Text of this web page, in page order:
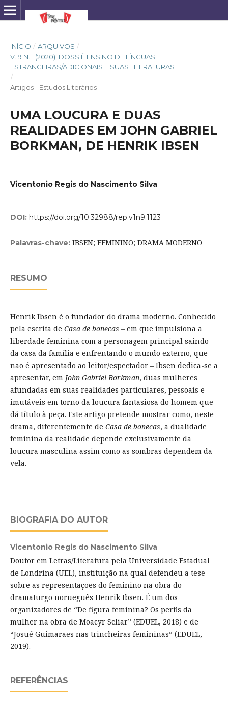
INÍCIO / ARQUIVOS /
V. 9 N. 1 (2020): DOSSIÊ ENSINO DE LÍNGUAS
ESTRANGEIRAS/ADICIONAIS E SUAS LITERATURAS
/
Artigos - Estudos Literários
UMA LOUCURA E DUAS
REALIDADES EM JOHN GABRIEL
BORKMAN, DE HENRIK IBSEN
Vicentonio Regis do Nascimento Silva
DOI: https://doi.org/10.32988/rep.v1n9.1123
Palavras-chave: IBSEN; FEMININO; DRAMA MODERNO
RESUMO
Henrik Ibsen é o fundador do drama moderno. Conhecido
pela escrita de Casa de bonecas – em que impulsiona a
liberdade feminina com a personagem principal saindo
da casa da família e enfrentando o mundo externo, que
não é apresentado ao leitor/espectador – Ibsen dedica-se a
apresentar, em John Gabriel Borkman, duas mulheres
afundadas em suas realidades particulares, pessoais e
imutáveis em torno da loucura fantasiosa do homem que
dá título à peça. Este artigo pretende mostrar como, neste
drama, diferentemente de Casa de bonecas, a dualidade
feminina da realidade depende exclusivamente da
loucura masculina assim como as sombras dependem da
vela.
BIOGRAFIA DO AUTOR
Vicentonio Regis do Nascimento Silva
Doutor em Letras/Literatura pela Universidade Estadual
de Londrina (UEL), instituição na qual defendeu a tese
sobre as representações do feminino na obra do
dramaturgo norueguês Henrik Ibsen. É um dos
organizadores de “De figura feminina? Os perfis da
mulher na obra de Moacyr Scliar” (EDUEL, 2018) e de
“Josué Guimarães nas trincheiras femininas” (EDUEL,
2019).
REFERÊNCIAS